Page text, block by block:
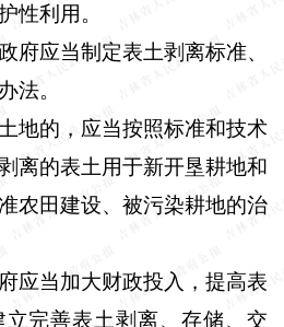
性利用。
府应当制定表土剥离标准、
法。
地的，应当按照标准和技术
离的表土用于新开垦耕地和
农田建设、被污染耕地的治
应当加大财政投入，提高表
完善表土剥离、存储、交